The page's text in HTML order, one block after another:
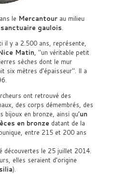
le Mercantour au milieu
sanctuaire gaulois.
il y a 2.500 ans, représente,
Matin,
un véritable petit
sèches dont le mur
six mètres d’épaisseur . Il a
ont retrouvé des
des corps démembrés, des
bijoux en bronze, ainsi qu’un
en bronze datant de la
entre 215 et 200 ans
découvertes le 25 juillet 2014.
elles seraient d’origine
).